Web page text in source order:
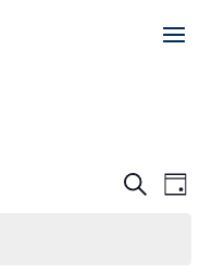
Recherche
de
Jour